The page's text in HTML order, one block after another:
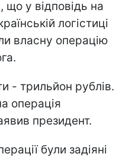
що у відповідь на
логістиці
власну операцію
- трильйон рублів.
операція
президент.
були задіяні